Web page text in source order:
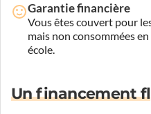
Garantie financière
Vous êtes couvert pour
mais non consommées
école.
Un financement